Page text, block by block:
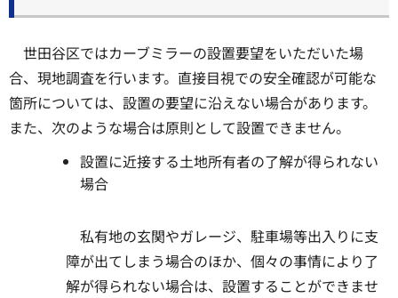
世田谷区ではカーブミラーの設置要望をいただいた場
合、現地調査を行います。直接目視での安全確認が可能な
箇所については、設置の要望に沿えない場合があります。
また、次のような場合は原則として設置できません。
設置に近接する土地所有者の了解が得られない
場合
私有地の玄関やガレージ、駐車場等出入りに支
障が出てしまう場合のほか、個々の事情により了
解が得られない場合は、設置することができませ